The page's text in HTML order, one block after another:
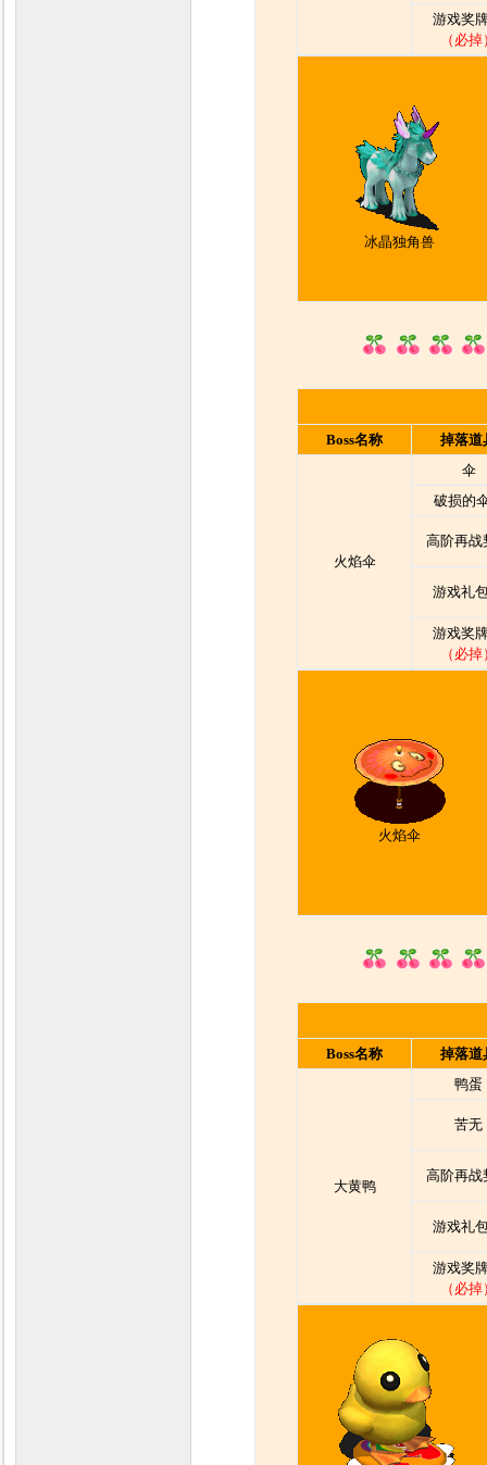
游戏奖
（必
冰晶独角兽
Boss名称 掉落道
火焰伞
伞
破损的
高阶再战
游戏礼
游戏奖
（必
火焰伞
Boss名称 掉落道
大黄鸭
鸭蛋
苦无
高阶再战
游戏礼
游戏奖
（必